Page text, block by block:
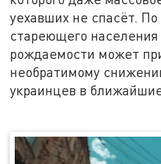
уехавших не спасёт.
стареющего населения
рождаемости может
необратимому
украинцев в